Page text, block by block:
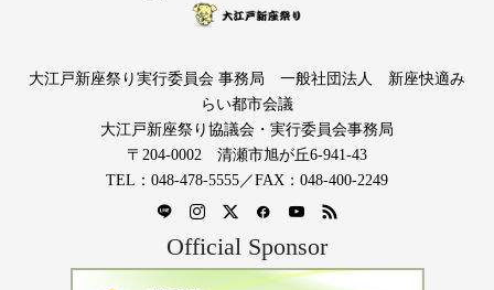
大江戸新座祭り実行委員会 事務局 一般社団法人 新座快適み
らい都市会議
大江戸新座祭り協議会・実行委員会事務局
〒204-0002 清瀬市旭が丘6-941-43
TEL：048-478-5555／FAX：048-400-2249
Official Sponsor